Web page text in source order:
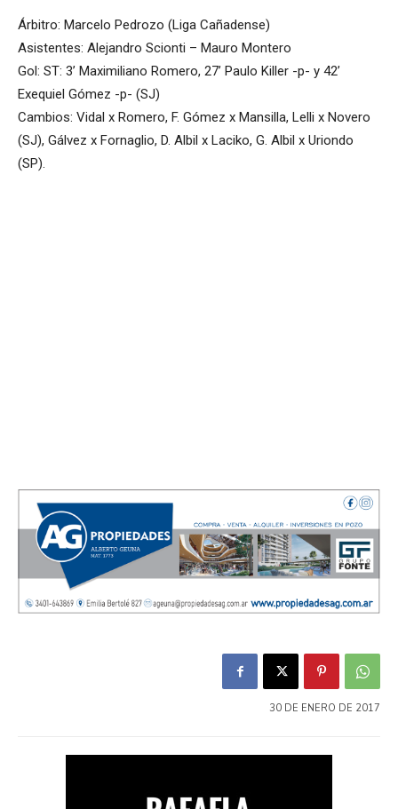
Árbitro: Marcelo Pedrozo (Liga Cañadense)
Asistentes: Alejandro Scionti – Mauro Montero
Gol: ST: 3’ Maximiliano Romero, 27’ Paulo Killer -p- y 42’
Exequiel Gómez -p- (SJ)
Cambios: Vidal x Romero, F. Gómez x Mansilla, Lelli x Novero
(SJ), Gálvez x Fornaglio, D. Albil x Laciko, G. Albil x Uriondo
(SP).
30 DE ENERO DE 2017